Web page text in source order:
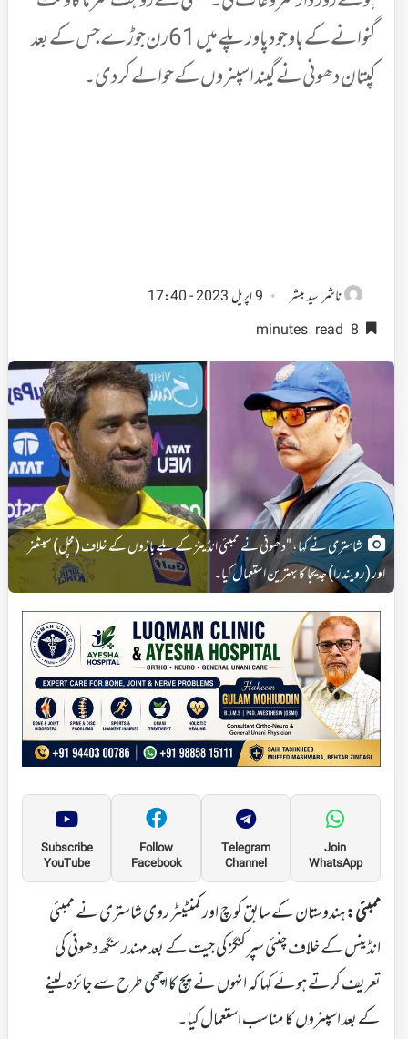
گنوانے کے باوجود پاور پلے میں 61 رن جوڑے جس کے بعد
کپتان دھونی نے گیند اسپنروں کے حوالے کر دی۔
ناشرسید مبشر
9 اپریل 2023 - 17:40
شاستری نے کہا، "دھونی نے ممبئی انڈینز کے بلے بازوں کے خلاف (مچل) سینٹنر
اور (رویندرا) جدیجا کا بہترین استعمال کیا۔
Join
WhatsApp
Telegram
Channel
Follow
Facebook
Subscribe
YouTube
ممبئی:ہندوستان کے سابق کوچ اور کمنٹیٹر روی شاستری نے ممبئی
انڈینس کے خلاف چنئی سپر کنگز کی جیت کے بعد مہندر سنگھ دھونی کی
تعریف کرتے ہوئے کہا کہ انہوں نے پچ کا اچھی طرح سے جائزہ لینے
کے بعد اسپنروں کا مناسب استعمال کیا۔